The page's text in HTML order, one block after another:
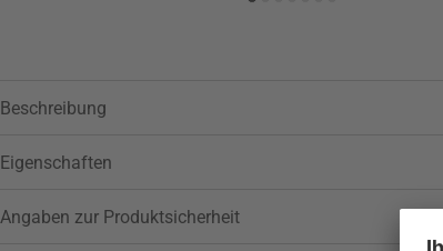
Beschreibung
Eigenschaften
Angaben zur Produktsicherheit